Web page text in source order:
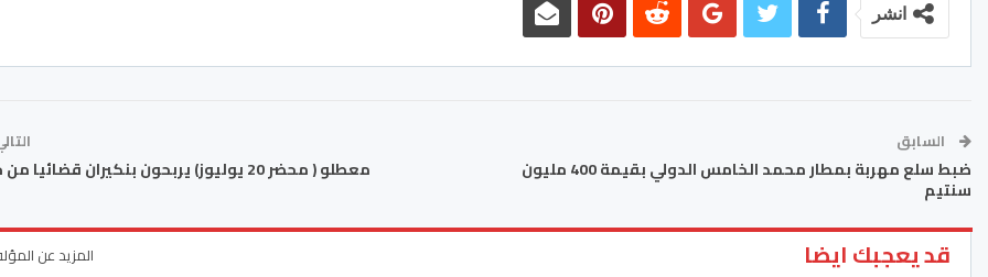
انشر
السابق
ضبط سلع مهربة بمطار محمد الخامس الدولي بقيمة 400 مليون
سنتيم
معطلو ( محضر 20 يوليوز) يربحون بنكيران قضائيا من جديد
قد يعجبك ايضا المزيد عن